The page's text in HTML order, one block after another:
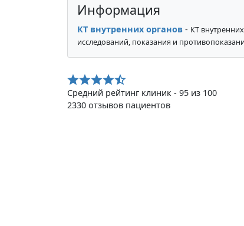
Информация
КТ внутренних органов - КТ
исследований, показания и
Средний рейтинг клиник - 95 из 100
2330 отзывов пациентов